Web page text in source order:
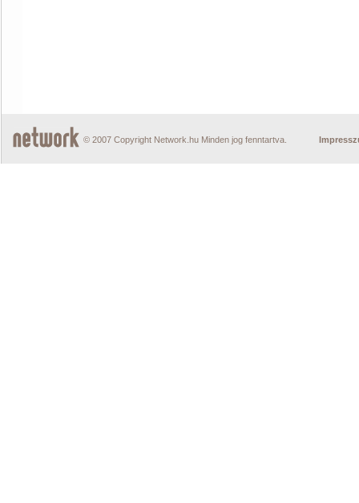
© 2007 Copyright Network.hu Minden jog fenntartva.